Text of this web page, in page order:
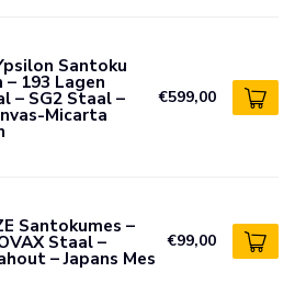
Santoku
– 193 Lagen
– SG2 Staal –
Micarta
€599,00
Santokumes –
Staal –
– Japans Mes
€99,00